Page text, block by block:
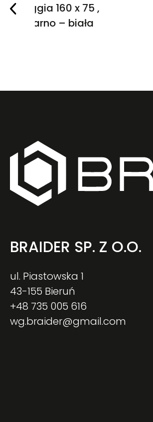
Vaggia 160 x 75 ,
czarno – biała
BRAIDER SP. Z O.O.
ul. Piastowska 1
43-155 Bieruń
+48 735 005 616
wg.braider@gmail.com